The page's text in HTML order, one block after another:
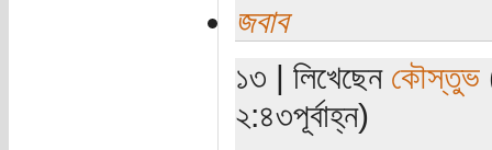
জবাব
১৩ | লিখেছেন কৌস্তুভ
২:৪৩পূর্বাহ্ন)